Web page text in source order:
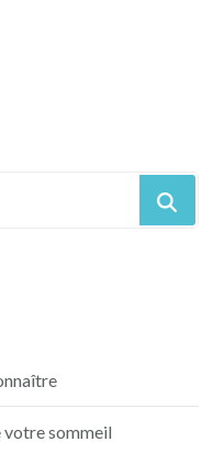
votre sommeil